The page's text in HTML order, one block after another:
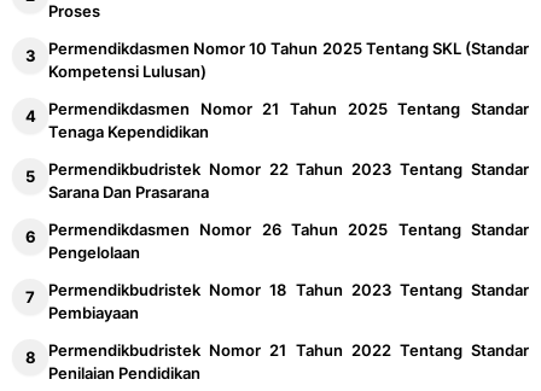
Proses
Permendikdasmen Nomor 10 Tahun 2025 Tentang SKL (Standar
Kompetensi Lulusan)
Permendikdasmen Nomor 21 Tahun 2025 Tentang Standar
Tenaga Kependidikan
Permendikbudristek Nomor 22 Tahun 2023 Tentang Standar
Sarana Dan Prasarana
Permendikdasmen Nomor 26 Tahun 2025 Tentang Standar
Pengelolaan
Permendikbudristek Nomor 18 Tahun 2023 Tentang Standar
Pembiayaan
Permendikbudristek Nomor 21 Tahun 2022 Tentang Standar
Penilaian Pendidikan